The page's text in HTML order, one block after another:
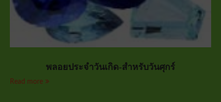
พลอยประจำวันเกิด-สำหรับวันศุกร์
Read more